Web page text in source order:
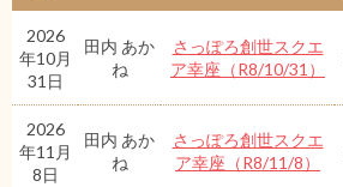
2026
年10月
31日
田内 あか
ね
さっぽろ創世スクエ
ア幸座（R8/10/31）
2026
年11月
8日
田内 あか
ね
さっぽろ創世スクエ
ア幸座（R8/11/8）